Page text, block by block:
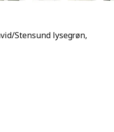
Stensund lysegrøn,
af 5 Stjerner. Anmeldelser i